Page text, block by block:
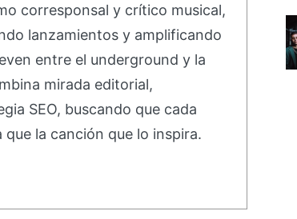
corresponsal y crítico musical,
lanzamientos y amplificando
entre el underground y la
mirada editorial,
SEO, buscando que cada
la canción que lo inspira.